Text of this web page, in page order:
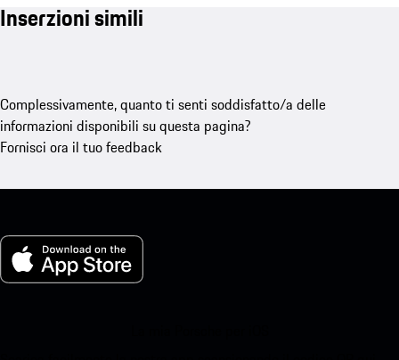
Inserzioni simili
Complessivamente, quanto ti senti soddisfatto/a delle
informazioni disponibili su questa pagina?
Fornisci ora il tuo feedback